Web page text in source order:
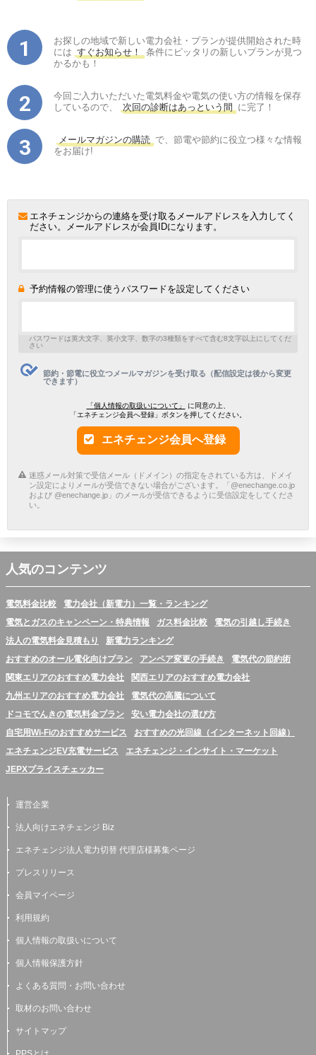
お探しの地域で新しい電力会社・プランが提供開始された時
には すぐお知らせ！
条件にピッタリの新しいプランが見つ
かるかも！
今回ご入力いただいた電気料金や電気の使い方の情報を保存
しているので、
次回の診断はあっという間 に完了！
メールマガジンの購読 で、節電や節約に役立つ様々な情報
をお届け!
エネチェンジからの連絡を受け取るメールアドレスを入力してく
ださい。メールアドレスが会員IDになります。
予約情報の管理に使うパスワードを設定してください
パスワードは英大文字、英小文字、数字の3種類をすべて含む8文字以上にしてくだ
さい
節約・節電に役立つメールマガジンを受け取る（配信設定は後から変更
できます）
「個人情報の取扱いについて」
に同意の上、
「エネチェンジ会員へ登録」ボタンを押してください。
エネチェンジ会員へ登録
迷惑メール対策で受信メール（ドメイン）の指定をされている方は、ドメイ
ン設定によりメールが受信できない場合がございます。「@enechange.co.jp
および @enechange.jp」のメールが受信できるように受信設定をしてくださ
い。
人気のコンテンツ
電気料金比較
電力会社（新電力）一覧・ランキング
電気とガスのキャンペーン・特典情報
ガス料金比較
電気の引越し手続き
法人の電気料金見積もり
新電力ランキング
おすすめのオール電化向けプラン
アンペア変更の手続き
電気代の節約術
関東エリアのおすすめ電力会社
関西エリアのおすすめ電力会社
九州エリアのおすすめ電力会社
電気代の高騰について
ドコモでんきの電気料金プラン
安い電力会社の選び方
自宅用Wi-Fiのおすすめサービス
おすすめの光回線（インターネット回線）
エネチェンジEV充電サービス
エネチェンジ・インサイト・マーケット
JEPXプライスチェッカー
運営企業
法人向けエネチェンジ Biz
エネチェンジ法人電力切替 代理店様募集ページ
プレスリリース
会員マイページ
利用規約
個人情報の取扱いについて
個人情報保護方針
よくある質問・お問い合わせ
取材のお問い合わせ
サイトマップ